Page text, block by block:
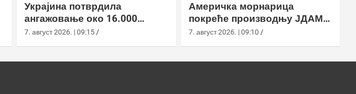
Украјина потврдила
ангажовање око 16.000
страних бораца из 72 земље
7. август 2026. | 09:15
Америчка морнарица
покреће производњу ЈДАМ-
ЛР за Супер Хорнет
7. август 2026. | 09:10